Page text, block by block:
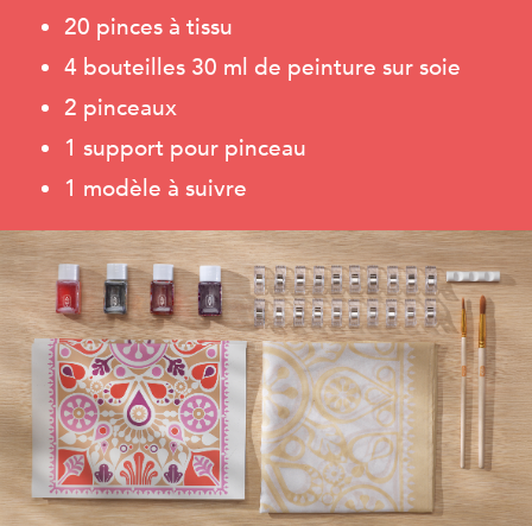
20 pinces à tissu
4 bouteilles 30 ml de peinture sur soie
2 pinceaux
1 support pour pinceau
1 modèle à suivre